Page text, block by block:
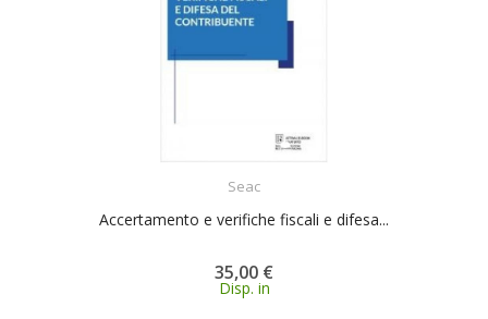
Seac
Accertamento e verifiche fiscali e difesa...
35,00 €
Disp. in